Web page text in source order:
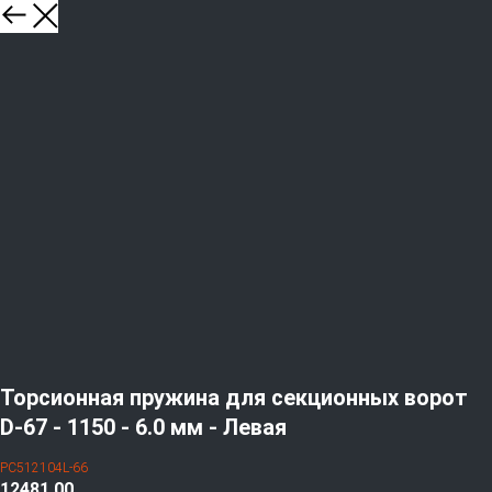
Торсионная пружина для секционных ворот
D-67 - 1150 - 6.0 мм - Левая
PC512104L-66